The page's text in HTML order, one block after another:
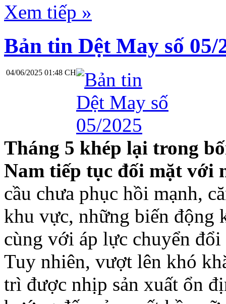
Xem tiếp »
Bản tin Dệt May số 05/
04/06/2025 01:48 CH
Tháng 5 khép lại trong
Nam tiếp tục đối mặt với
cầu chưa phục hồi mạnh,
khu vực, những biến động
cùng với áp lực chuyển
Tuy nhiên, vượt lên khó
trì được nhịp sản xuất ổn